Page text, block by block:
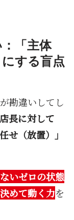
「主体
する盲点
勘違いしてし
長に対して
せ（放置）」
いゼロの状態
めて動く力を